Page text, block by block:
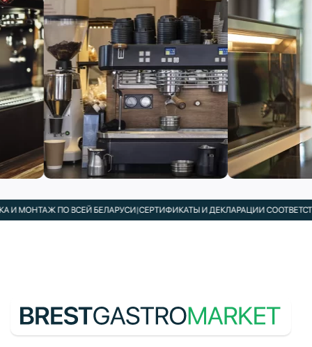
МОНТАЖ ПО ВСЕЙ БЕЛАРУСИ|СЕРТИФИКАТЫ И ДЕКЛАРАЦИИ